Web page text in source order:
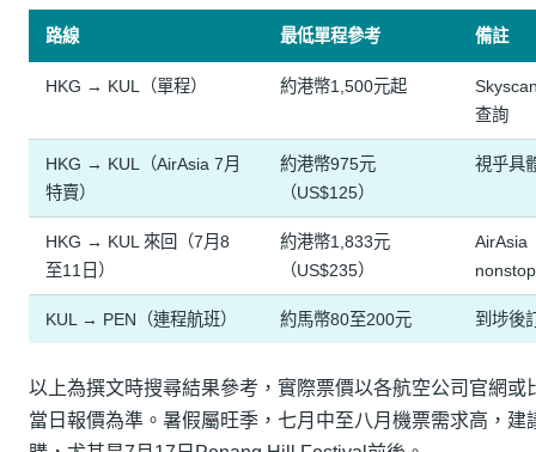
路線 最低單程參考 備註
HKG → KUL（單程） 約港幣1,500元起
查詢
HKG → KUL（AirAsia 7月
特賣）
約港幣975元
（US$125）
視乎具
HKG → KUL 來回（7月8
至11日）
約港幣1,833元
（US$235）
AirAsia
nonstop
KUL → PEN（連程航班） 約馬幣80至200元 到埗後
以上為撰文時搜尋結果參考，實際票價以各航空公司官網或
當日報價為準。暑假屬旺季，七月中至八月機票需求高，建